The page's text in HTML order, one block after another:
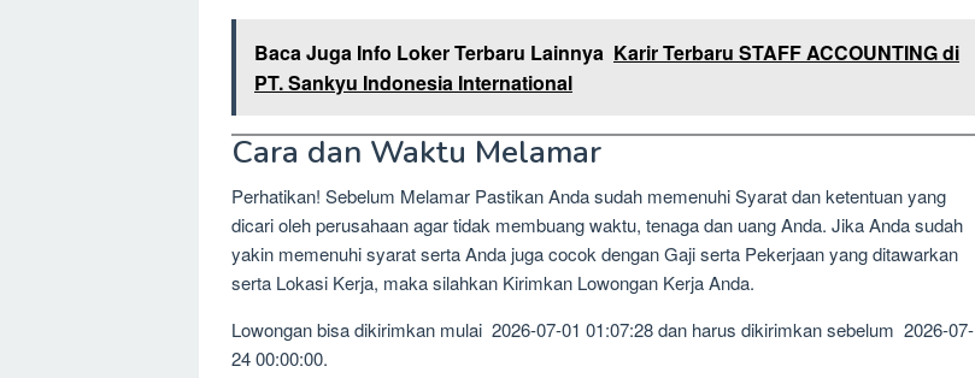
Baca Juga Info Loker Terbaru Lainnya Karir Terbaru STAFF ACCOUNTING di
PT. Sankyu Indonesia International
Cara dan Waktu Melamar
Perhatikan! Sebelum Melamar Pastikan Anda sudah memenuhi Syarat dan ketentuan yang
dicari oleh perusahaan agar tidak membuang waktu, tenaga dan uang Anda. Jika Anda sudah
yakin memenuhi syarat serta Anda juga cocok dengan Gaji serta Pekerjaan yang ditawarkan
serta Lokasi Kerja, maka silahkan Kirimkan Lowongan Kerja Anda.
Lowongan bisa dikirimkan mulai 2026-07-01 01:07:28 dan harus dikirimkan sebelum 2026-07-
24 00:00:00.